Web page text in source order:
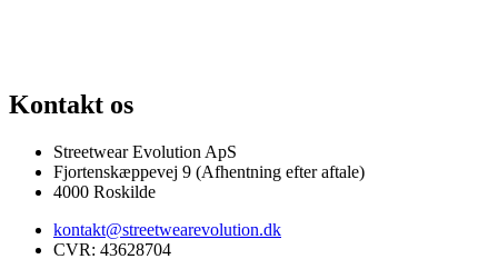
Kontakt os
Streetwear Evolution ApS
Fjortenskæppevej 9 (Afhentning efter aftale)
4000 Roskilde
kontakt@streetwearevolution.dk
CVR: 43628704